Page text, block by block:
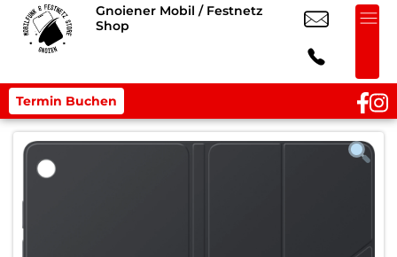
Gnoiener Mobil / Festnetz
Shop
Termin Buchen